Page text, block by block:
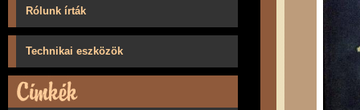
Rólunk írták
Technikai eszközök